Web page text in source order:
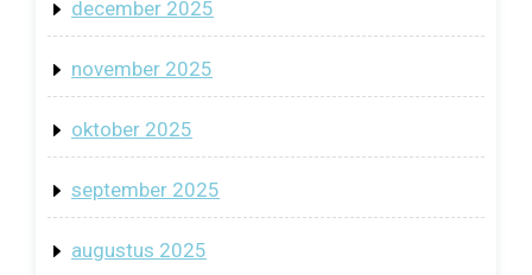
december 2025
november 2025
oktober 2025
september 2025
augustus 2025